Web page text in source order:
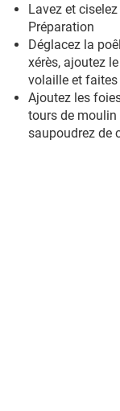
Lavez et
Préparation
Déglacez la
xérès, ajoutez
volaille et faites
Ajoutez les
tours de moulin
saupoudrez de